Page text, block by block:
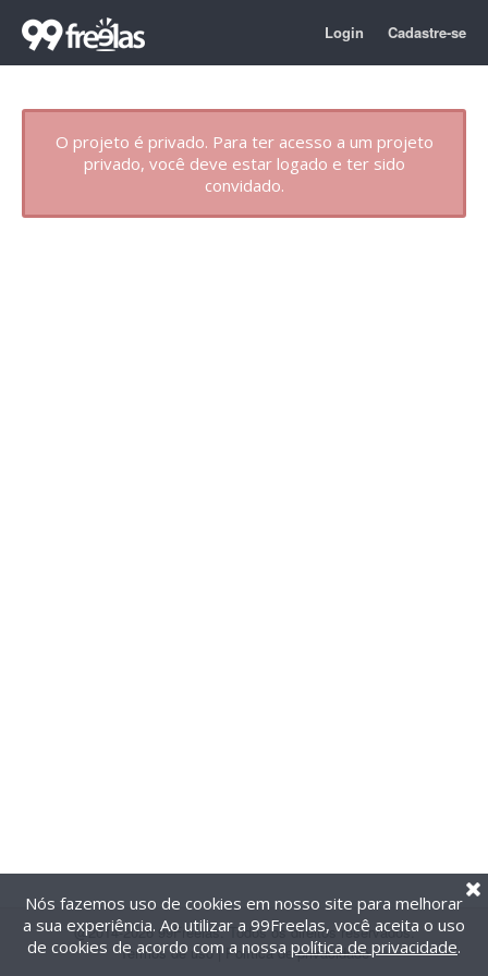
Login Cadastre-se
O projeto é privado. Para ter acesso a um projeto
privado, você deve estar logado e ter sido
convidado.
@2014-2026 99Freelas. Todos os direitos reservados.
Termos de uso| Política de privacidade
Nós fazemos uso de cookies em nosso site para melhorar
a sua experiência. Ao utilizar a 99Freelas, você aceita o uso
de cookies de acordo com a nossa política de privacidade.